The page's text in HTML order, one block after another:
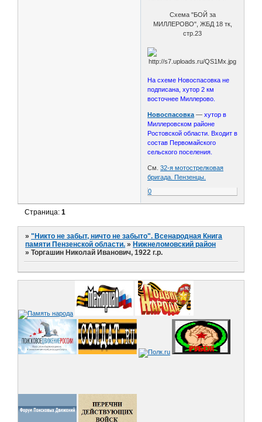
Схема "БОЙ за
МИЛЛЕРОВО", ЖБД 18 тк,
стр.23
На схеме Новоспасовка не
подписана, хутор 2 км
восточнее Миллерово.
Новоспасовка —хутор в
Миллеровском районе
Ростовской области. Входит в
состав Первомайского
сельского поселения.
См.32-я мотострелковая
бригада. Пензенцы.
0
Страница:1
»"Никто не забыт, ничто не забыто". Всенародная Книга
памяти Пензенской области. » Нижнеломовский район
»Торгашин Николай Иванович, 1922 г.р.